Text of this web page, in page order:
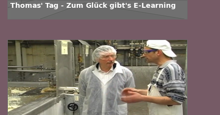
Thomas' Tag - Zum Glück gibt's E-Learning